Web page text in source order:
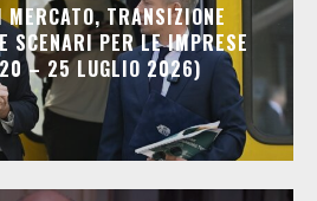
TRANSIZIONE
SCENARI PER LE IMPRESE
– 25 LUGLIO 2026)